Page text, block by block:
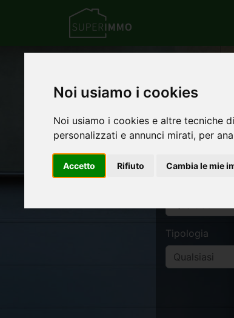
Noi usiamo i cookies
Noi usiamo i cookies e altre tecniche
personalizzati e annunci mirati, per
Accetto Rifiuto Cambia le mie
Luogo
Tipologia